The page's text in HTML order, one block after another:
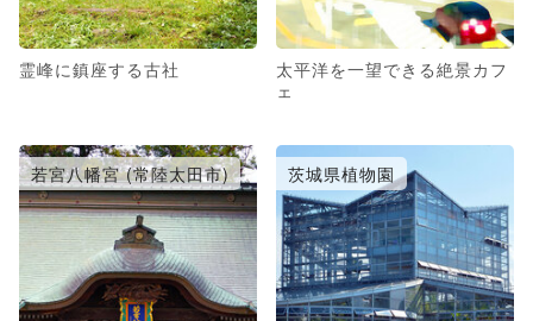
霊峰に鎮座する古社
太平洋を一望できる絶景カフ
ェ
若宮八幡宮 (常陸太田市) 茨城県植物園